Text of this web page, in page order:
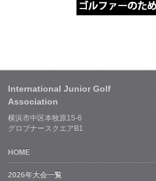
International Junior Golf
Association
横浜市中区本牧原15-6
グロブナースクエアB1
HOME
2026年大会一覧